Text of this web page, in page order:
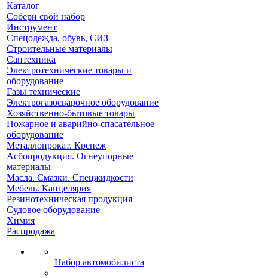
Каталог
Собери свой набор
Инструмент
Спецодежда, обувь, СИЗ
Строительные материалы
Сантехника
Электротехнические товары и
оборудование
Газы технические
Электрогазосварочное оборудование
Хозяйственно-бытовые товары
Пожарное и аварийно-спасательное
оборудование
Металлопрокат. Крепеж
Асбопродукция. Огнеупорные
материалы
Масла. Смазки. Спецжидкости
Мебель. Канцелярия
Резинотехническая продукция
Судовое оборудование
Химия
Распродажа
Набор автомобилиста